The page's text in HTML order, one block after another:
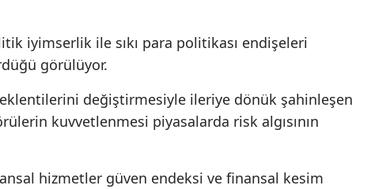
Isparta
İstanbul
Kars
iyimserlik ile sıkı para politikası endişeleri
görülüyor.
değiştirmesiyle ileriye dönük şahinleşen
kuvvetlenmesi piyasalarda risk algısının
hizmetler güven endeksi ve finansal kesim